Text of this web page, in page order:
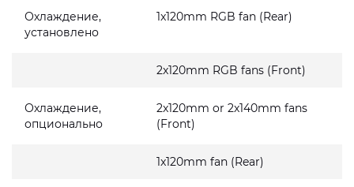
Охлаждение,
установлено
1x120mm RGB fan (Rear)
2x120mm RGB fans (Front)
Охлаждение,
опционально
2x120mm or 2x140mm fans
(Front)
1x120mm fan (Rear)